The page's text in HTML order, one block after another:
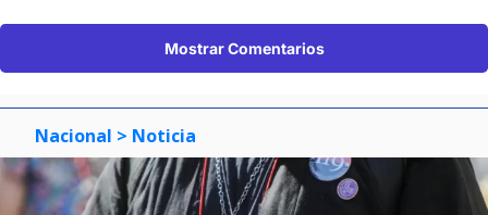
Mostrar Comentarios
Nacional > Noticia